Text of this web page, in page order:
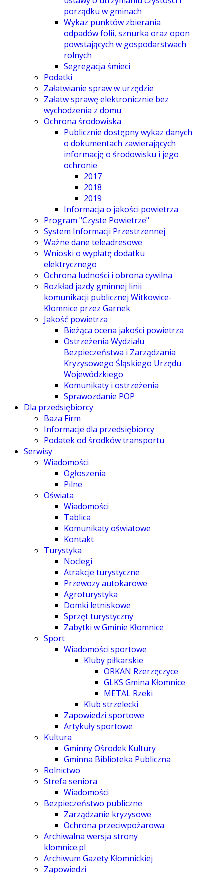
porządku w gminach
Wykaz punktów zbierania
odpadów folii, sznurka oraz opon
powstających w gospodarstwach
rolnych
Segregacja śmieci
Podatki
Załatwianie spraw w urzędzie
Załatw sprawę elektronicznie bez
wychodzenia z domu
Ochrona środowiska
Publicznie dostępny wykaz danych
o dokumentach zawierających
informację o środowisku i jego
ochronie
2017
2018
2019
Informacja o jakości powietrza
Program "Czyste Powietrze"
System Informacji Przestrzennej
Ważne dane teleadresowe
Wnioski o wypłatę dodatku
elektrycznego
Ochrona ludności i obrona cywilna
Rozkład jazdy gminnej linii
komunikacji publicznej Witkowice-
Kłomnice przez Garnek
Jakość powietrza
Bieżąca ocena jakości powietrza
Ostrzeżenia Wydziału
Bezpieczeństwa i Zarządzania
Kryzysowego Śląskiego Urzędu
Wojewódzkiego
Komunikaty i ostrzeżenia
Sprawozdanie POP
Dla przedsiębiorcy
Baza Firm
Informacje dla przedsiębiorcy
Podatek od środków transportu
Serwisy
Wiadomości
Ogłoszenia
Pilne
Oświata
Wiadomości
Tablica
Komunikaty oświatowe
Kontakt
Turystyka
Noclegi
Atrakcje turystyczne
Przewozy autokarowe
Agroturystyka
Domki letniskowe
Sprzęt turystyczny
Zabytki w Gminie Kłomnice
Sport
Wiadomości sportowe
Kluby piłkarskie
ORKAN Rzerzęczyce
GLKS Gmina Kłomnice
METAL Rzeki
Klub strzelecki
Zapowiedzi sportowe
Artykuły sportowe
Kultura
Gminny Ośrodek Kultury
Gminna Biblioteka Publiczna
Rolnictwo
Strefa seniora
Wiadomości
Bezpieczeństwo publiczne
Zarządzanie kryzysowe
Ochrona przeciwpożarowa
Archiwalna wersja strony
klomnice.pl
Archiwum Gazety Kłomnickiej
Zapowiedzi